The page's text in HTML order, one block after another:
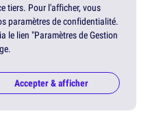
tiers. Pour l'afficher, vous
paramètres de confidentialité.
le lien "Paramètres de Gestion
Accepter & afficher